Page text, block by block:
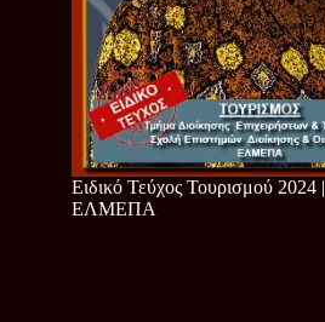
Ειδικό Τεύχος Τουρισμού 2024 |
ΕΛΜΕΠΑ